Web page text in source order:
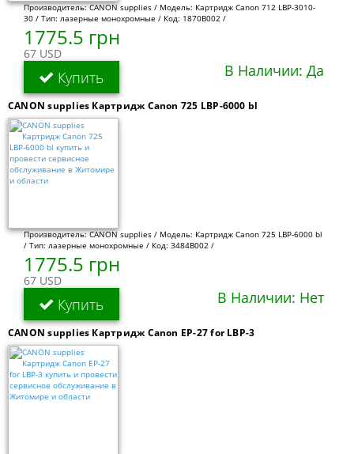
Производитель: CANON supplies / Модель: Картридж Canon 712 LBP-3010-
30 / Тип: лазерные монохромные / Код: 1870B002 /
1775.5 грн
67 USD
Купить В Наличии: Да
CANON supplies Картридж Canon 725 LBP-6000 bl
Производитель: CANON supplies / Модель: Картридж Canon 725 LBP-6000 bl
/ Тип: лазерные монохромные / Код: 3484B002 /
1775.5 грн
67 USD
Купить В Наличии: Нет
CANON supplies Картридж Canon EP-27 for LBP-3